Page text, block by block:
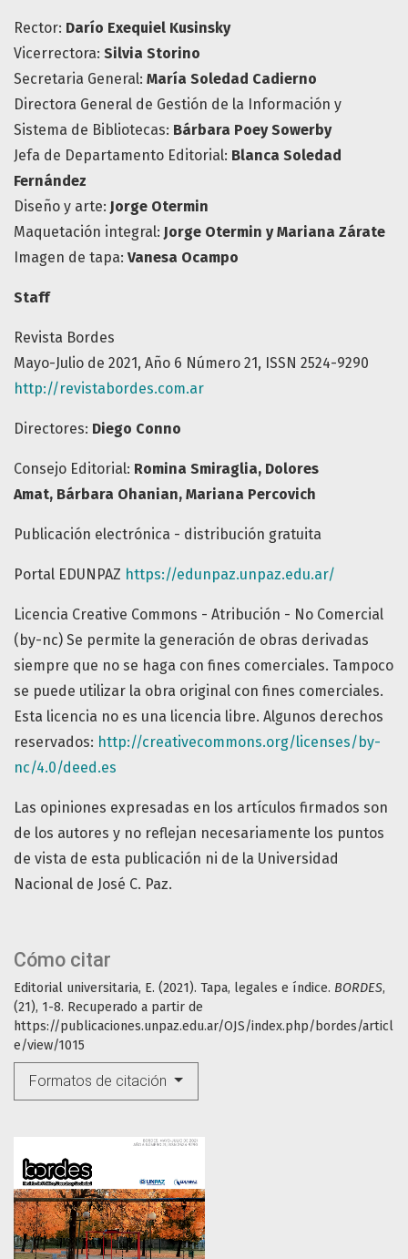
Cómo citar
Editorial universitaria, E. (2021). Tapa, legales e índice. BORDES,
(21), 1-8. Recuperado a partir de
https://publicaciones.unpaz.edu.ar/OJS/index.php/bordes/articl
e/view/1015
Formatos de citación
Rector: Darío Exequiel Kusinsky
Vicerrectora: Silvia Storino
Secretaria General: María Soledad Cadierno
Directora General de Gestión de la Información y
Sistema de Bibliotecas: Bárbara Poey Sowerby
Jefa de Departamento Editorial: Blanca Soledad
Fernández
Diseño y arte: Jorge Otermin
Maquetación integral: Jorge Otermin y Mariana Zárate
Imagen de tapa: Vanesa Ocampo
Staff
Revista Bordes
Mayo-Julio de 2021, Año 6 Número 21, ISSN 2524-9290
http://revistabordes.com.ar
Directores: Diego Conno
Consejo Editorial: Romina Smiraglia, Dolores
Amat, Bárbara Ohanian, Mariana Percovich
Publicación electrónica - distribución gratuita
Portal EDUNPAZ https://edunpaz.unpaz.edu.ar/
Licencia Creative Commons - Atribución - No Comercial
(by-nc) Se permite la generación de obras derivadas
siempre que no se haga con fines comerciales. Tampoco
se puede utilizar la obra original con fines comerciales.
Esta licencia no es una licencia libre. Algunos derechos
reservados: http://creativecommons.org/licenses/by-
nc/4.0/deed.es
Las opiniones expresadas en los artículos firmados son
de los autores y no reflejan necesariamente los puntos
de vista de esta publicación ni de la Universidad
Nacional de José C. Paz.